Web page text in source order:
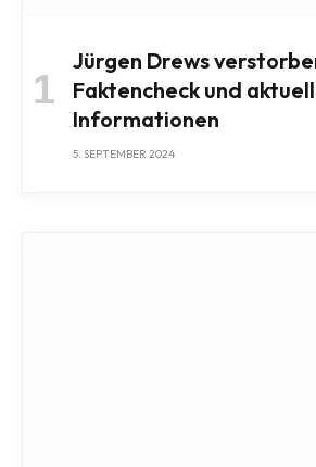
Jürgen Drews
Faktencheck und
Informationen
5. SEPTEMBER 2024